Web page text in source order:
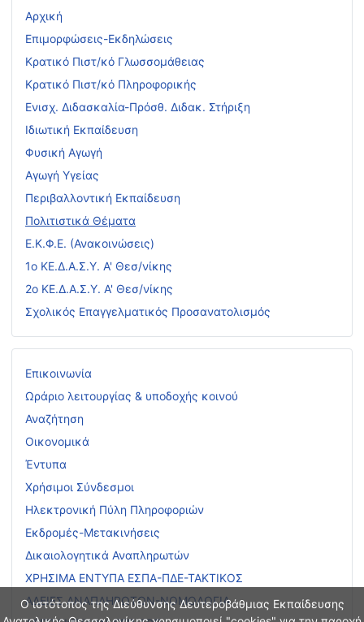
Ο ιστότοπος της Διεύθυνσης Δευτεροβάθμιας Εκπαίδευσης
Αρχική
Επιμορφώσεις-Εκδηλώσεις
Κρατικό Πιστ/κό Γλωσσομάθειας
Κρατικό Πιστ/κό Πληροφορικής
Ενισχ. Διδασκαλία-Πρόσθ. Διδακ. Στήριξη
Ιδιωτική Εκπαίδευση
Φυσική Αγωγή
Αγωγή Υγείας
Περιβαλλοντική Εκπαίδευση
Πολιτιστικά Θέματα
Ε.Κ.Φ.Ε. (Ανακοινώσεις)
1ο ΚΕ.Δ.Α.Σ.Υ. Α' Θεσ/νίκης
2ο ΚΕ.Δ.Α.Σ.Υ. Α' Θεσ/νίκης
Σχολικός Επαγγελματικός Προσανατολισμός
Επικοινωνία
Ωράριο λειτουργίας & υποδοχής κοινού
Αναζήτηση
Οικονομικά
Έντυπα
Χρήσιμοι Σύνδεσμοι
Ηλεκτρονική Πύλη Πληροφοριών
Εκδρομές-Μετακινήσεις
Δικαιολογητικά Αναπληρωτών
ΧΡΗΣΙΜΑ ΕΝΤΥΠΑ ΕΣΠΑ-ΠΔΕ-ΤΑΚΤΙΚΟΣ
ΑΔΕΙΕΣ ΑΝΑΠΛΗΡΩΤΩΝ-ΝΟΜΟΛΟΓΙΑ